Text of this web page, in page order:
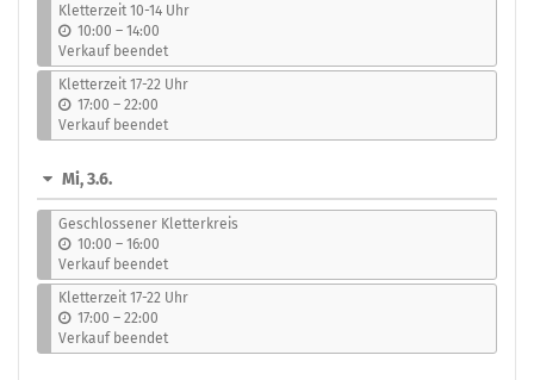
Kletterzeit 10-14 Uhr
10:00 –b
i
s
14:00
Verkauf beendet
Kletterzeit 17-22 Uhr
17:00 –b
i
s
22:00
Verkauf beendet
Mi, 3.6.
Geschlossener Kletterkreis
10:00 –b
i
s
16:00
Verkauf beendet
Kletterzeit 17-22 Uhr
17:00 –b
i
s
22:00
Verkauf beendet